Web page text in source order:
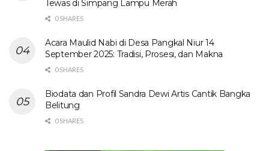
Tewas di Simpang Lampu Merah
0 SHARES
Acara Maulid Nabi di Desa Pangkal Niur 14
September 2025: Tradisi, Prosesi, dan Makna
0 SHARES
Biodata dan Profil Sandra Dewi Artis Cantik Bangka
Belitung
0 SHARES